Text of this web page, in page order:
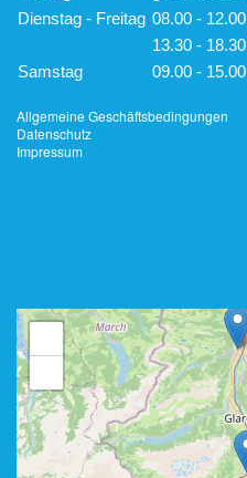
Dienstag - Freitag 08.00 - 12.00
13.30 - 18.30
Samstag
09.00 - 15.00
Allgemeine Geschäftsbedingungen
Datenschutz
Impressum